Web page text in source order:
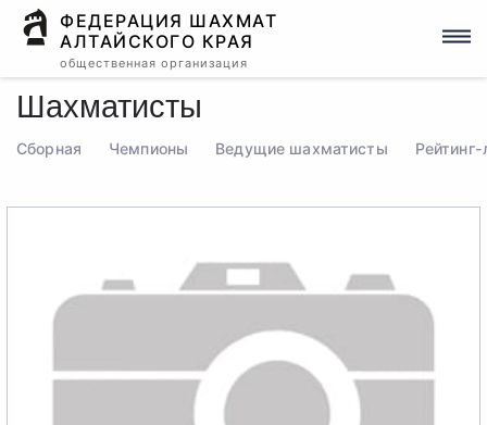
ФЕДЕРАЦИЯ ШАХМАТ
АЛТАЙСКОГО КРАЯ
общественная организация
Шахматисты
Сборная Чемпионы Ведущие шахматисты Рейтинг-